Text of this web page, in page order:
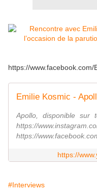
https://
Emilie Kosmic -
Apollo, disponible sur
https://
https://
https://
#Interviews